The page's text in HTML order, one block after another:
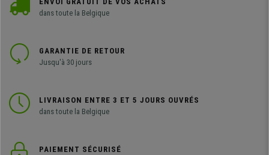
dans toute la Belgique
GARANTIE DE RETOUR
Jusqu'à 30 jours
LIVRAISON ENTRE 3 ET 5 JOURS OUVRÉS
dans toute la Belgique
PAIEMENT SÉCURISÉ